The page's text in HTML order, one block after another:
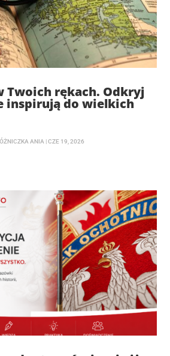
Twoich rękach. Odkryj
inspirują do wielkich
ANIA |CZE 19, 2026